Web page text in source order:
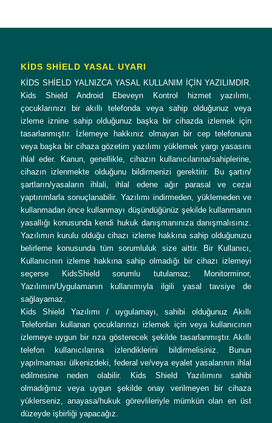
KİDS SHİELD YASAL UYARI
KİDS SHİELD YALNIZCA YASAL KULLANIM İÇİN YAZILIMDIR.
Kids Shield Android Ebeveyn Kontrol hizmet yazılımı,
çocuklarınızı bir akıllı telefonda veya sahip olduğunuz veya
izleme iznine sahip olduğunuz başka bir cihazda izlemek için
tasarlanmıştır. İzlemeye hakkınız olmayan bir cep telefonuna
veya başka bir cihaza gözetim yazılımı yüklemek yargı yasasını
ihlal eder. Kanun, genellikle, cihazın kullanıcılarına/sahiplerine,
cihazın izlenmekte olduğunu bildirmenizi gerektirir. Bu şartın/
şartların/yasaların ihlali, ihlal edene ağır parasal ve cezai
yaptırımlarla sonuçlanabilir. Yazılımı indirmeden, yüklemeden ve
kullanmadan önce kullanmayı düşündüğünüz şekilde kullanmanın
yasallığı konusunda kendi hukuk danışmanınıza danışmalısınız.
Yazılımın kurulu olduğu cihazı izleme hakkına sahip olduğunuzu
belirleme konusunda tüm sorumluluk size aittir. Bir Kullanıcı,
Kullanıcının izleme hakkına sahip olmadığı bir cihazı izlemeyi
seçerse KidsShield sorumlu tutulamaz; Monitorminor,
Yazılımın/Uygulamanın kullanımıyla ilgili yasal tavsiye de
sağlayamaz.
Kids Shield Yazılımı / uygulamayı, sahibi olduğunuz Akıllı
Telefonları kullanan çocuklarınızı izlemek için veya kullanıcının
izlemeye uygun bir rıza gösterecek şekilde tasarlanmıştır. Akıllı
telefon kullanıcılarına izlendiklerini bildirmelisiniz. Bunun
yapılmaması ülkenizdeki, federal ve/veya eyalet yasalarının ihlal
edilmesine neden olabilir. Kids Shield Yazılımını sahibi
olmadığınız veya uygun şekilde onay verilmeyen bir cihaza
yüklerseniz, anayasa/hukuk görevlileriyle mümkün olan en üst
düzeyde işbirliği yapacağız.